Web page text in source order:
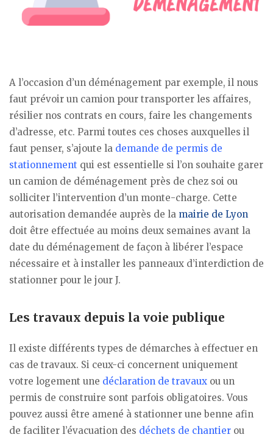
A l’occasion d’un déménagement par exemple, il nous
faut prévoir un camion pour transporter les affaires,
résilier nos contrats en cours, faire les changements
d’adresse, etc. Parmi toutes ces choses auxquelles il
faut penser, s’ajoute la demande de permis de
stationnement qui est essentielle si l’on souhaite garer
un camion de déménagement près de chez soi ou
solliciter l’intervention d’un monte-charge. Cette
autorisation demandée auprès de la mairie de Lyon
doit être effectuée au moins deux semaines avant la
date du déménagement de façon à libérer l’espace
nécessaire et à installer les panneaux d’interdiction de
stationner pour le jour J.
Les travaux depuis la voie publique
Il existe différents types de démarches à effectuer en
cas de travaux. Si ceux-ci concernent uniquement
votre logement une déclaration de travaux ou un
permis de construire sont parfois obligatoires. Vous
pouvez aussi être amené à stationner une benne afin
de faciliter l’évacuation des déchets de chantier ou